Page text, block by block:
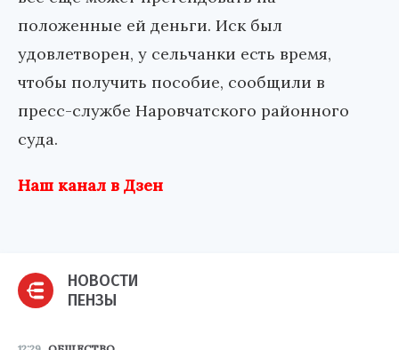
положенные ей деньги. Иск был
удовлетворен, у сельчанки есть время,
чтобы получить пособие, сообщили в
пресс-службе Наровчатского районного
суда.
Наш канал в Дзен
НОВОСТИ
ПЕНЗЫ